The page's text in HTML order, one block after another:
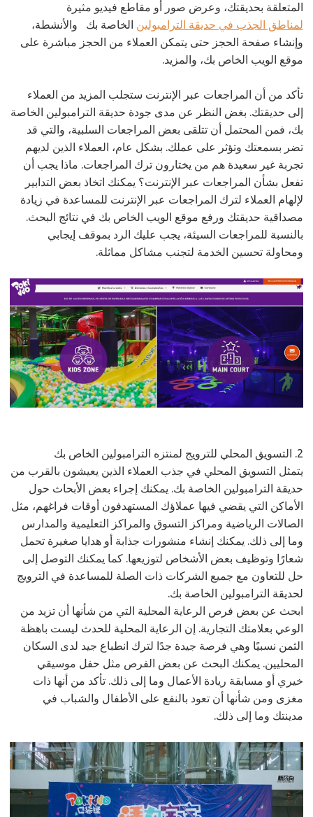
المتعلقة بحديقتك، وعرض صور أو مقاطع فيديو مثيرة
لمناطق الجذب في حديقة الترامبولين الخاصة بك
والأنشطة،
وإنشاء صفحة الحجز حتى يتمكن العملاء من الحجز مباشرة على
موقع الويب الخاص بك، والمزيد.
تأكد من أن المراجعات عبر الإنترنت ستجلب المزيد من العملاء
إلى حديقتك. بغض النظر عن مدى جودة حديقة الترامبولين الخاصة
بك، فمن المحتمل أن تتلقى بعض المراجعات السلبية، والتي قد
تضر بسمعتك وتؤثر على عملك. بشكل عام، العملاء الذين لديهم
تجربة غير سعيدة هم من يختارون ترك المراجعات. ماذا يجب أن
تفعل بشأن المراجعات عبر الإنترنت؟ يمكنك اتخاذ بعض التدابير
لإلهام العملاء لترك المراجعات عبر الإنترنت للمساعدة في زيادة
مصداقية حديقتك ورفع موقع الويب الخاص بك في نتائج البحث.
بالنسبة للمراجعات السيئة، يجب عليك الرد بموقف إيجابي
ومحاولة تحسين الخدمة لتجنب مشاكل مماثلة.
2. التسويق المحلي للترويج لمنتزه الترامبولين الخاص بك
يتمثل التسويق المحلي في جذب العملاء الذين يعيشون بالقرب من
حديقة الترامبولين الخاصة بك. يمكنك إجراء بعض الأبحاث حول
الأماكن التي يقضي فيها عملاؤك المستهدفون أوقات فراغهم، مثل
الصالات الرياضية ومراكز التسوق والمراكز التعليمية والمدارس
وما إلى ذلك. يمكنك إنشاء منشورات جذابة أو هدايا صغيرة تحمل
شعارًا وتوظيف بعض الأشخاص لتوزيعها. كما يمكنك التوصل إلى
حل للتعاون مع جميع الشركات ذات الصلة للمساعدة في الترويج
لحديقة الترامبولين الخاصة بك.
ابحث عن بعض فرص الرعاية المحلية التي من شأنها أن تزيد من
الوعي بعلامتك التجارية. إن الرعاية المحلية للحدث ليست باهظة
الثمن نسبيًا وهي فرصة جيدة جدًا لترك انطباع جيد لدى السكان
المحليين. يمكنك البحث عن بعض الفرص مثل حفل موسيقي
خيري أو مسابقة ريادة الأعمال وما إلى ذلك. تأكد من أنها ذات
مغزى ومن شأنها أن تعود بالنفع على الأطفال والشباب في
مدينتك وما إلى ذلك.